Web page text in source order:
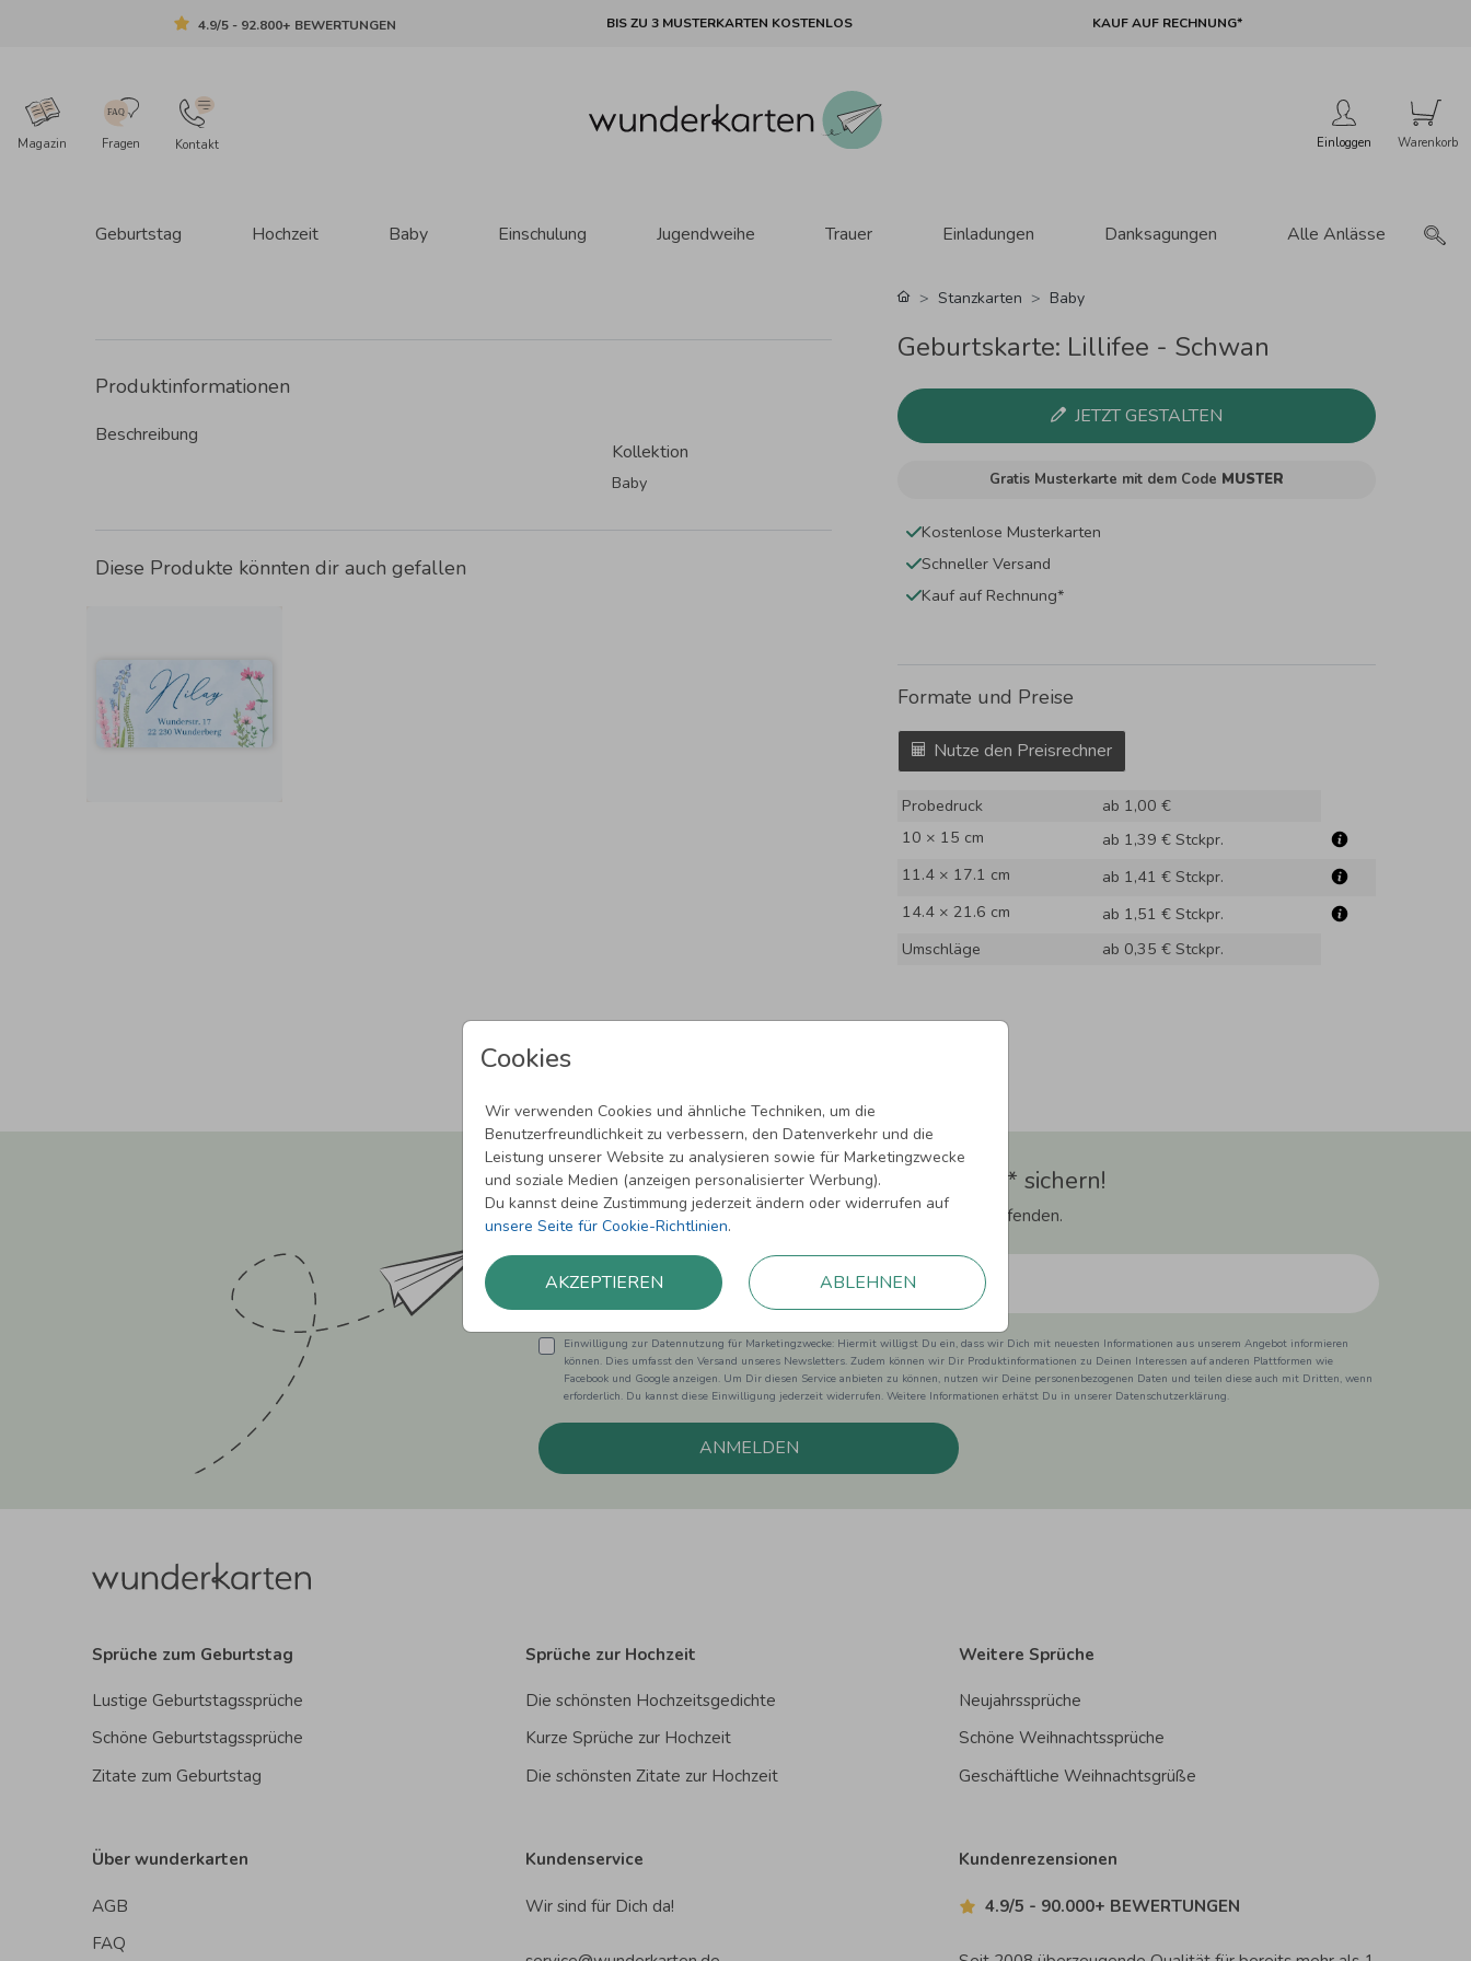
4.9/5 - 92.800+ BEWERTUNGEN BIS ZU 3 MUSTERKARTEN KOSTENLOS KAUF AUF RECHNUNG*
Magazin Fragen Kontakt Einloggen
Geburtstag Hochzeit Baby Einschulung Jugendweihe Trauer Einladungen Danksagungen Alle Anlässe
Cookies
Wir verwenden Cookies und ähnliche Techniken, um die
Benutzerfreundlichkeit zu verbessern, den Datenverkehr und die
Leistung unserer Website zu analysieren sowie für Marketingzwecke
und soziale Medien (anzeigen personalisierter Werbung).
Du kannst deine Zustimmung jederzeit ändern oder widerrufen auf
unsere Seite für Cookie-Richtlinien.
AKZEPTIEREN ABLEHNEN
Produktinformationen
Beschreibung
Kollektion
Baby
Diese Produkte könnten dir auch gefallen
Stanzkarten Baby
Geburtskarte: Lillifee - Schwan
JETZT GESTALTEN
Gratis Musterkarte mit dem Code MUSTER
Kostenlose Musterkarten
Schneller Versand
Kauf auf Rechnung*
Formate und Preise
Nutze den Preisrechner
Probedruck
ab 1,00 €
10 × 15 cm
ab 1,39 € Stckpr.
11.4 × 17.1 cm
ab 1,41 € Stckpr.
14.4 × 21.6 cm
ab 1,51 € Stckpr.
Umschläge
ab 0,35 € Stckpr.
Newsletter abonnieren und 5,00 € Rabatt** sichern!
Melde Dich zu unserem Newsletter an und bleibe auf dem Laufenden.
Einwilligung zur Datennutzung für Marketingzwecke: Hiermit willigst Du ein, dass wir Dich mit neuesten Informationen aus unserem Angebot informieren
können. Dies umfasst den Versand unseres Newsletters. Zudem können wir Dir Produktinformationen zu Deinen Interessen auf anderen Plattformen wie
Facebook und Google anzeigen. Um Dir diesen Service anbieten zu können, nutzen wir Deine personenbezogenen Daten und teilen diese auch mit Dritten, wenn
erforderlich. Du kannst diese Einwilligung jederzeit widerrufen. Weitere Informationen erhätst Du in unserer Datenschutzerklärung.
ANMELDEN
Sprüche zum Geburtstag
Lustige Geburtstagssprüche
Schöne Geburtstagssprüche
Zitate zum Geburtstag
Sprüche zur Hochzeit
Die schönsten Hochzeitsgedichte
Kurze Sprüche zur Hochzeit
Die schönsten Zitate zur Hochzeit
Weitere Sprüche
Neujahrssprüche
Schöne Weihnachtssprüche
Geschäftliche Weihnachtsgrüße
Über wunderkarten
AGB
FAQ
Kundenservice
Wir sind für Dich da!
Kundenrezensionen
4.9/5 - 90.000+ BEWERTUNGEN